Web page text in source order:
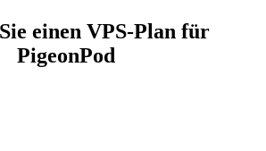
einen VPS-Plan für
PigeonPod